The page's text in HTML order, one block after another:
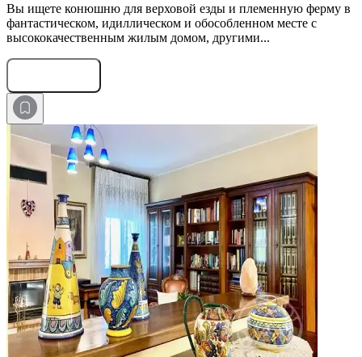
Вы ищете конюшню для верховой езды и племенную ферму в
фантастическом, идиллическом и обособленном месте с
высококачественным жилым домом, другими...